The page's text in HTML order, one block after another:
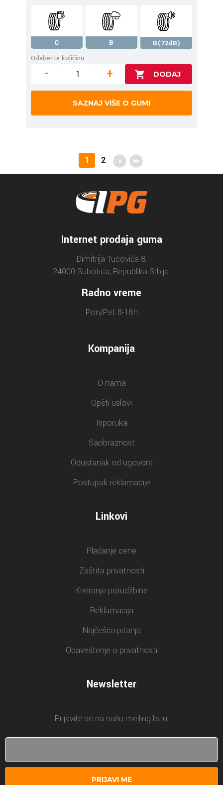
C B
B(72dB)
Odaberite količinu
- +
SAZNAJ VIŠE O GUMI
1 2
Internet prodaja guma
Dimitrija Tucovića 8,
24000 Subotica, Republika Srbija.
Radno vreme
Pon/Pet 8-16h
Kompanija
O nama
Opšti uslovi
Isporuka
Saobraznost
Odustanak od ugovora
Postupak reklamacije
Linkovi
Plaćanje cene
Zaštita privatnosti
Kreiranje porudžbine
Reklamacija
Najčešća pitanja
Obaveštenje o privatnosti
Newsletter
Prijavite se na našu mejling listu.
PRIJAVI ME